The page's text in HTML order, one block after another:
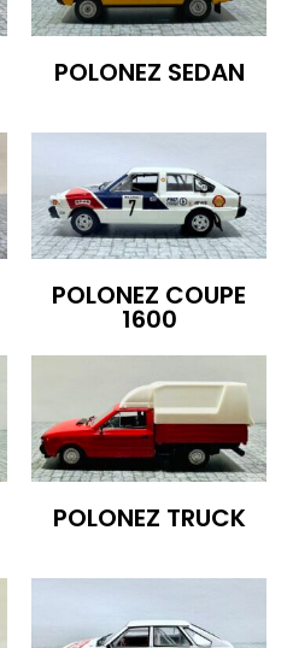
POLONEZ SEDAN
POLONEZ COUPE
1600
POLONEZ TRUCK